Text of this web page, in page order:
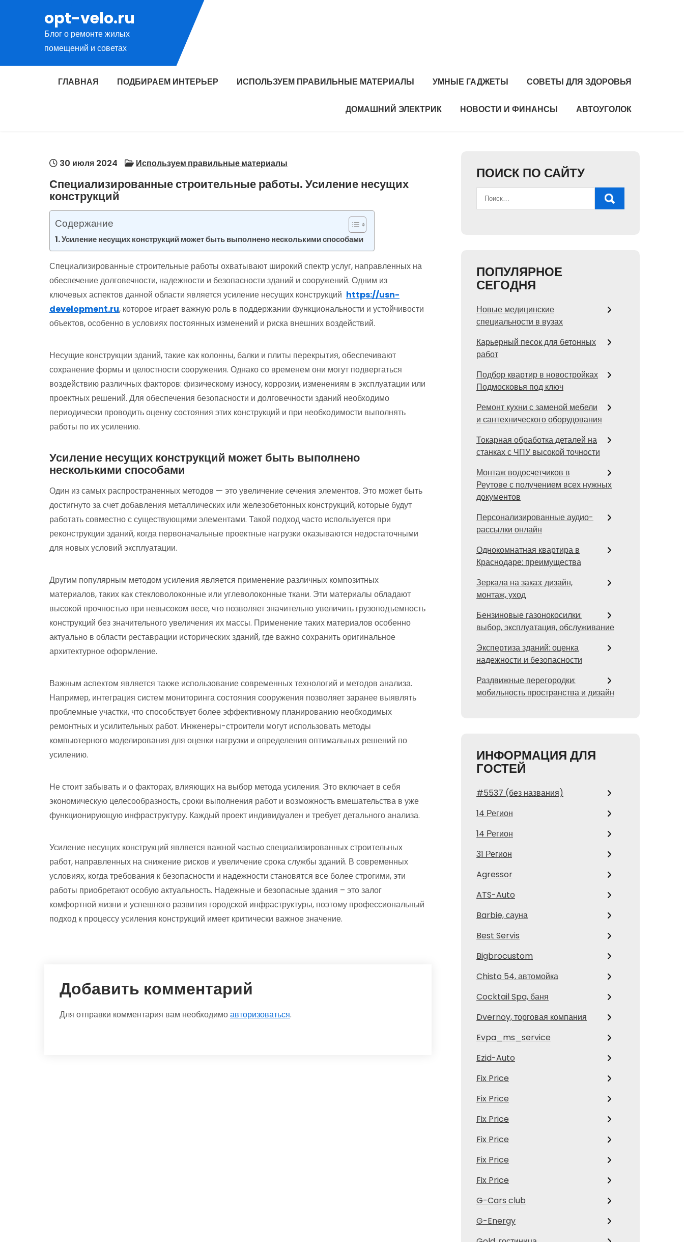
содержимому
opt-velo.ru
Блог о ремонте жилых
помещений и советах
ГЛАВНАЯ ПОДБИРАЕМ ИНТЕРЬЕР ИСПОЛЬЗУЕМ ПРАВИЛЬНЫЕ МАТЕРИАЛЫ УМНЫЕ ГАДЖЕТЫ СОВЕТЫ ДЛЯ ЗДОРОВЬЯ
ДОМАШНИЙ ЭЛЕКТРИК НОВОСТИ И ФИНАНСЫ АВТОУГОЛОК
30 июля 2024 Используем правильные материалы
Специализированные строительные работы. Усиление несущих
конструкций
Содержание
Усиление несущих конструкций может быть выполнено несколькими способами
Специализированные строительные работы охватывают широкий спектр услуг, направленных на
обеспечение долговечности, надежности и безопасности зданий и сооружений. Одним из
ключевых аспектов данной области является усиление несущих конструкций https://usn-
development.ru, которое играет важную роль в поддержании функциональности и устойчивости
объектов, особенно в условиях постоянных изменений и риска внешних воздействий.
Несущие конструкции зданий, такие как колонны, балки и плиты перекрытия, обеспечивают
сохранение формы и целостности сооружения. Однако со временем они могут подвергаться
воздействию различных факторов: физическому износу, коррозии, изменениям в эксплуатации или
проектных решений. Для обеспечения безопасности и долговечности зданий необходимо
периодически проводить оценку состояния этих конструкций и при необходимости выполнять
работы по их усилению.
Усиление несущих конструкций может быть выполнено
несколькими способами
Один из самых распространенных методов — это увеличение сечения элементов. Это может быть
достигнуто за счет добавления металлических или железобетонных конструкций, которые будут
работать совместно с существующими элементами. Такой подход часто используется при
реконструкции зданий, когда первоначальные проектные нагрузки оказываются недостаточными
для новых условий эксплуатации.
Другим популярным методом усиления является применение различных композитных
материалов, таких как стекловолоконные или углеволоконные ткани. Эти материалы обладают
высокой прочностью при невысоком весе, что позволяет значительно увеличить грузоподъемность
конструкций без значительного увеличения их массы. Применение таких материалов особенно
актуально в области реставрации исторических зданий, где важно сохранить оригинальное
архитектурное оформление.
Важным аспектом является также использование современных технологий и методов анализа.
Например, интеграция систем мониторинга состояния сооружения позволяет заранее выявлять
проблемные участки, что способствует более эффективному планированию необходимых
ремонтных и усилительных работ. Инженеры-строители могут использовать методы
компьютерного моделирования для оценки нагрузки и определения оптимальных решений по
усилению.
Не стоит забывать и о факторах, влияющих на выбор метода усиления. Это включает в себя
экономическую целесообразность, сроки выполнения работ и возможность вмешательства в уже
функционирующую инфраструктуру. Каждый проект индивидуален и требует детального анализа.
Усиление несущих конструкций является важной частью специализированных строительных
работ, направленных на снижение рисков и увеличение срока службы зданий. В современных
условиях, когда требования к безопасности и надежности становятся все более строгими, эти
работы приобретают особую актуальность. Надежные и безопасные здания – это залог
комфортной жизни и успешного развития городской инфраструктуры, поэтому профессиональный
подход к процессу усиления конструкций имеет критически важное значение.
Добавить комментарий
Для отправки комментария вам необходимоавторизоваться.
ПОИСК ПО САЙТУ
ПОПУЛЯРНОЕ
СЕГОДНЯ
Новые медицинские
специальности в вузах
Карьерный песок для бетонных
работ
Подбор квартир в новостройках
Подмосковья под ключ
Ремонт кухни с заменой мебели
и сантехнического оборудования
Токарная обработка деталей на
станках с ЧПУ высокой точности
Монтаж водосчетчиков в
Реутове с получением всех нужных
документов
Персонализированные аудио-
рассылки онлайн
Однокомнатная квартира в
Краснодаре: преимущества
Зеркала на заказ: дизайн,
монтаж, уход
Бензиновые газонокосилки:
выбор, эксплуатация, обслуживание
Экспертиза зданий: оценка
надежности и безопасности
Раздвижные перегородки:
мобильность пространства и дизайн
ИНФОРМАЦИЯ ДЛЯ
ГОСТЕЙ
#5537 (без названия)
14 Регион
14 Регион
31 Регион
Agressor
ATS-Auto
Barbie, сауна
Best Servis
Bigbrocustom
Chisto 54, автомойка
Cocktail Spa, баня
Dvernoy, торговая компания
Evpa_ms_service
Ezid-Auto
Fix Price
Fix Price
Fix Price
Fix Price
Fix Price
Fix Price
G-Cars club
G-Energy